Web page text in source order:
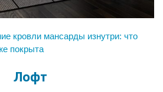
кровли мансарды изнутри: что
покрыта
Лофт